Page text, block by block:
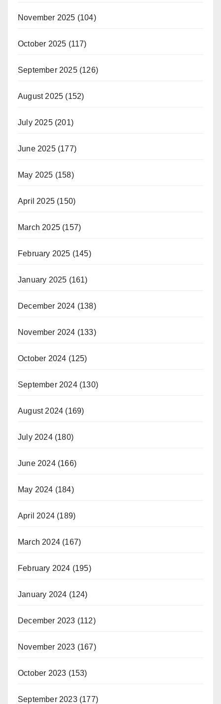
November 2025 (104)
October 2025 (117)
September 2025(126)
August 2025 (152)
July 2025(201)
June 2025(177)
May 2025 (158)
April 2025 (150)
March 2025 (157)
February 2025 (145)
January 2025 (161)
December 2024 (138)
November 2024 (133)
October 2024 (125)
September 2024(130)
August 2024 (169)
July 2024(180)
June 2024(166)
May 2024 (184)
April 2024 (189)
March 2024 (167)
February 2024 (195)
January 2024 (124)
December 2023 (112)
November 2023 (167)
October 2023 (153)
September 2023(177)